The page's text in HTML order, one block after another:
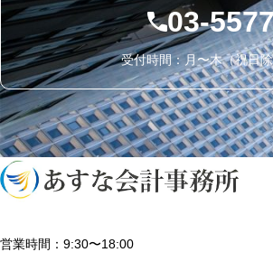
03-
受付時間：月〜木（祝日
営業時間：9:30〜18:00